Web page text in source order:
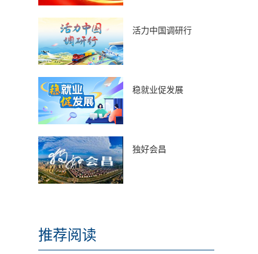
活力中国调研行
稳就业促发展
独好会昌
推荐阅读